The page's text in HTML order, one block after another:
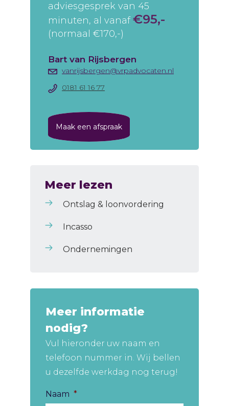
adviesgesprek van 45
minuten, al vanaf€95,-
(normaal €170,-)
Bart van Rijsbergen
vanrijsbergen@vrpadvocaten.nl
0181 61 16 77
Maak een afspraak
Meer lezen
Ontslag & loonvordering
Incasso
Ondernemingen
Meer informatie
nodig?
Vul hieronder uw naam en
telefoon nummer in. Wij bellen
u dezelfde werkdag nog terug!
Naam *